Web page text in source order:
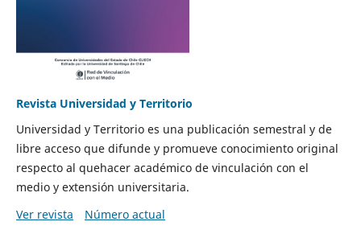
Revista Universidad y Territorio
Universidad y Territorio es una publicación semestral y de
libre acceso que difunde y promueve conocimiento original
respecto al quehacer académico de vinculación con el
medio y extensión universitaria.
Ver revista
Número actual